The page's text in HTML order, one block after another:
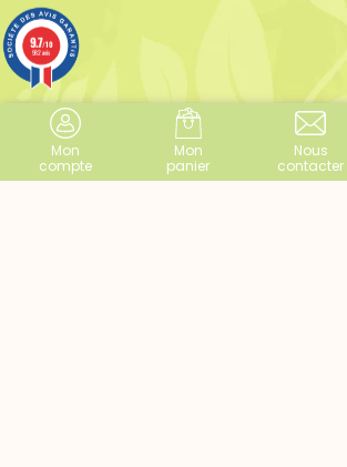
Mon
compte
Mon
panier
Nous
contacter
9.7/10
982 avis